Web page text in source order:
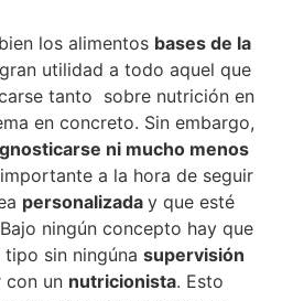
los alimentos bases de la
utilidad a todo aquel que
tanto sobre nutrición en
en concreto. Sin embargo,
ni mucho menos
a la hora de seguir
personalizada y que esté
ningún concepto hay que
sin ningúna supervisión
con un nutricionista. Esto